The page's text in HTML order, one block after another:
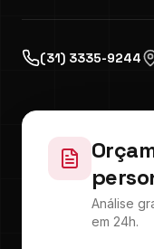
(31) 3335-9244
Análise
em 24h.